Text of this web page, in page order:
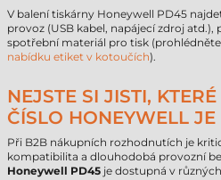
V balení tiskárny Honeywell PD45
provoz (USB kabel, napájecí zdroj
spotřební materiál pro tisk
nabídku etiket v kotoučích).
NEJSTE SI JISTI,
ČÍSLO HONEYWELL
Při B2B nákupních rozhodnutích je
kompatibilita a dlouhodobá provozní
Honeywell PD45 je dostupná v